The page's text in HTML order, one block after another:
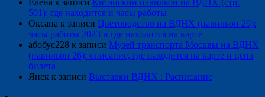
501): где находится и часы работы
Оксана к записи Цветоводство на ВДНХ (павильон 29):
часы работы 2023 и где находится на карте
абобус228 к записи Музей транспорта Москвы на ВДНХ
(павильон 26): описание, где находится на карте и цена
билета
Янек к записи Выставки ВДНХ : Расписание